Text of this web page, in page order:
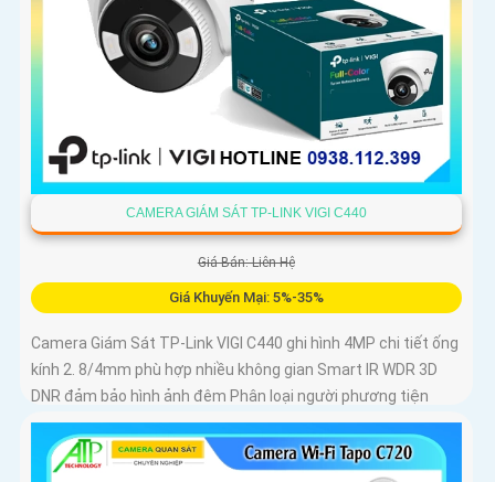
CAMERA GIÁM SÁT TP-LINK VIGI C440
Giá Bán: Liên Hệ
Giá Khuyến Mại: 5%-35%
Camera Giám Sát TP-Link VIGI C440 ghi hình 4MP chi tiết ống
kính 2. 8/4mm phù hợp nhiều không gian Smart IR WDR 3D
DNR đảm bảo hình ảnh đêm Phân loại người phương tiện
phát hiện xâm nhập chính xác Chuẩn nén H